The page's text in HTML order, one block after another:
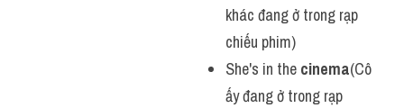
khác đang ở trong rạp
chiếu phim)
She's in the cinema(Cô
ấy đang ở trong rạp